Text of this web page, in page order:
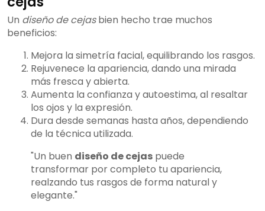
Un diseño de cejasbien hecho trae muchos
beneficios:
Mejora la simetría facial, equilibrando los rasgos.
Rejuvenece la apariencia, dando una mirada
más fresca y abierta.
Aumenta la confianza y autoestima, al resaltar
los ojos y la expresión.
Dura desde semanas hasta años, dependiendo
de la técnica utilizada.
"Un buen diseño de cejas puede
transformar por completo tu apariencia,
realzando tus rasgos de forma natural y
elegante."